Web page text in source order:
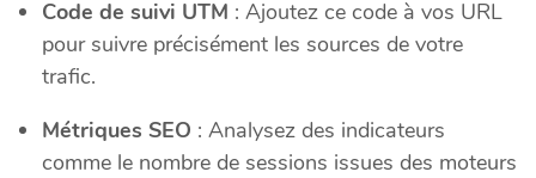
Code de suivi UTM : Ajoutez ce code à vos URL
pour suivre précisément les sources de votre
trafic.
Métriques SEO : Analysez des indicateurs
comme le nombre de sessions issues des moteurs